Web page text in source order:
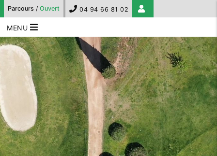
Parcours / Ouvert 04 94 66 81 02
MENU